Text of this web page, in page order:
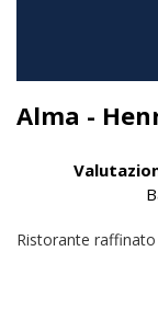
Alma -
Ristorante